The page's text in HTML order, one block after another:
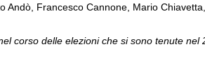
Andò, Francesco Cannone, Mario
corso delle elezioni che si sono tenute